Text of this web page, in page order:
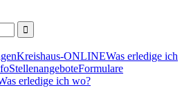
Kreishaus-ONLINEWas erledige ich
StellenangeboteFormulare
erledige ich wo?